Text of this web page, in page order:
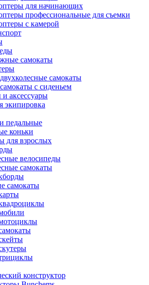
для начинающих
профессиональные для съемки
с камерой
самокаты
самокаты
с сиденьем
и аксессуары
экипировка
педальные
коньки
для взрослых
велосипеды
самокаты
самокаты
конструктор